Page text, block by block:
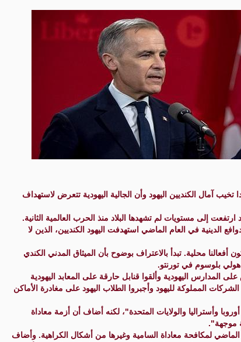
على الكونغرس..ويرغب في اتفاق مع إيران
عاصي التي أصيبت بقصف إسرائيلي
مع إيران "معقدة"
لهجمات أمريكية جديدة
عسكرية مع إسرائيل
بشحنات عسكرية قبالة سواحل أوديسا
أبو صفية
للغاية" حاليا
في الشرق الأوسط
الأمنيّ وعملياتنا الاستباقية مستمرة
لإجراء مشاورات خاصة
آمال الكنديين اليهود وأن الجالية اليهودية تتعرض لاستهداف
إلى مستويات لم تشهدها البلاد منذ الحرب العالمية الثانية.
الدينية في العام الماضي استهدفت اليهود الكنديين، الذين لا
محلية. تبدأ بالاعتراف بوضوح بأن الميثاق المدني الكندي
هولي بلوسوم في تورنتو.
المدارس اليهودية وألقوا قنابل حارقة على المعابد اليهودية
المملوكة لليهود وأجبروا الطلاب اليهود على مغادرة الأماكن
وأستراليا والولايات المتحدة"، لكنه أضاف أن أزمة معاداة
موجهة".
لمكافحة معاداة السامية وغيرها من أشكال الكراهية. وأضاف